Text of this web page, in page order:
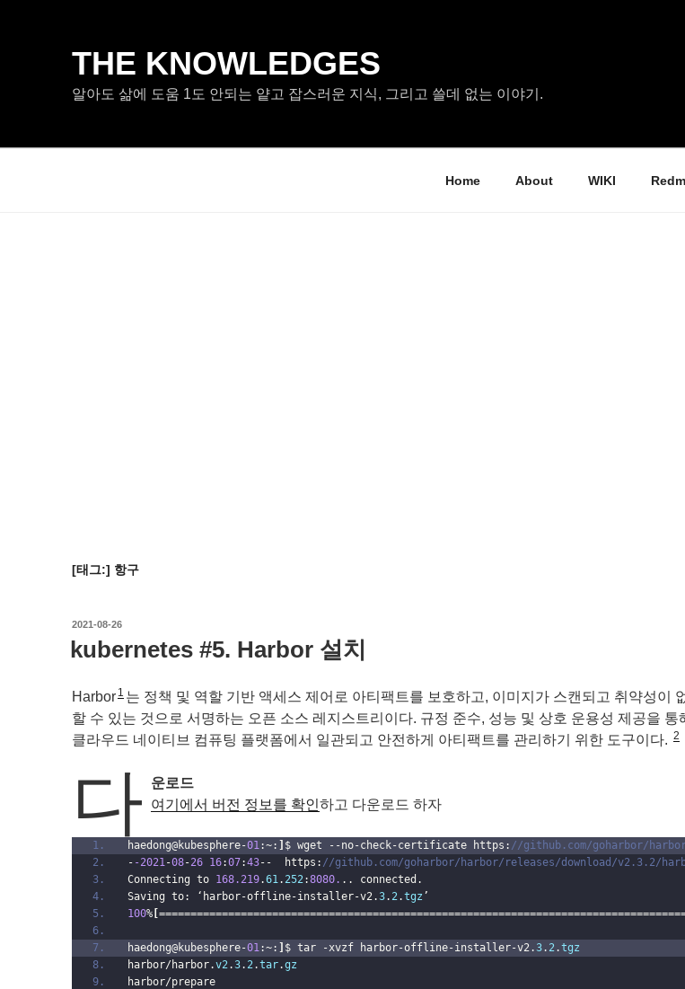
THE KNOWLEDGES
알아도 삶에 도움 1도 안되는 얕고 잡스러운 지식, 그리고 쓸데 없는 이야기.
Home About WIKI
[태그:] 항구
작
일
2021-08-26
kubernetes #5. Harbor 설치
Harbor 1 는 정책 및 역할 기반 액세스 제어로 아티팩트를 보호하고, 이미지가 스캔되고 취약성이
할 수 있는 것으로 서명하는 오픈 소스 레지스트리이다. 규정 준수, 성능 및 상호 운용성 제공을
클라우드 네이티브 컴퓨팅 플랫폼에서 일관되고 안전하게 아티팩트를 관리하기 위한 도구이다. 2
다
운로드
여기에서 버전 정보를 확인하고 다운로드 하자
haedong@kubesphere-01 :~: ] $ wget --no-check-certificate https: //github.com/goharbor/
- -2021 -08-26 16:07:43--  https: //github.com/goharbor/harbor/releases/download/v2.3.2/
Connecting to 168.219.61 . 252 :8080. .. connected.
Saving to: ‘harbor-offline-installer-v2.3. 2 .tgz ’
100% [
haedong@kubesphere-01 :~: ] $ tar -xvzf harbor-offline-installer-v2.3. 2 .tgz
harbor/harbor.v2 .3. 2 .tar.gz
harbor/prepare